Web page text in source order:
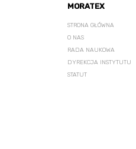
MORATEX
STRONA GŁÓWNA
O NAS
RADA NAUKOWA
DYREKCJA INSTYTUTU
STATUT